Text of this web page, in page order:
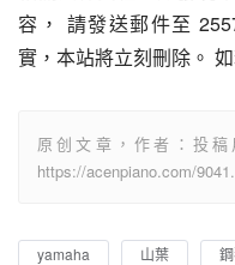
容， 請發送郵件至
實，本站將立刻刪除。
原创文章，作者：投
https://acenpiano.com/
yamaha 山葉